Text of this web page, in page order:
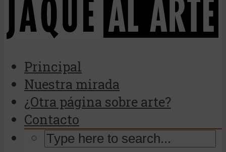
Principal
Nuestra mirada
¿Otra página sobre arte?
Contacto